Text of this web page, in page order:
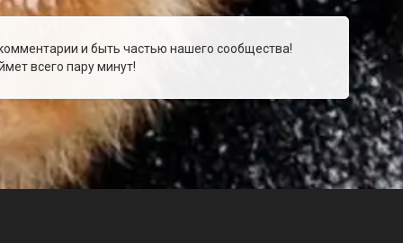
и быть частью нашего сообщества!
всего пару минут!